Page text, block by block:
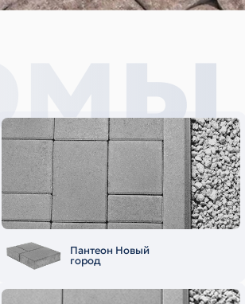
Пантеон Новый
город